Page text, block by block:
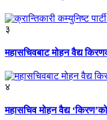
३
महासचिवबाट मोहन वैद्य
४
महासचिव मोहन वैद्य